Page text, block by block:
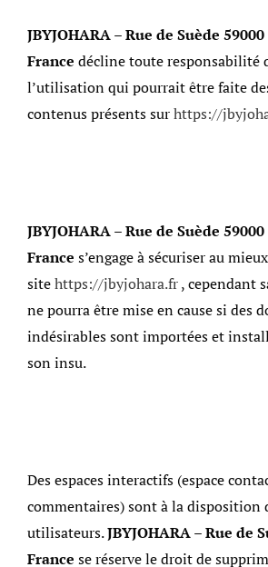
JBYJOHARA – Rue de Suède
France décline toute responsabilité
l’utilisation qui pourrait être faite
contenus présents surhttps://
JBYJOHARA – Rue de Suède
France s’engage à sécuriser au
sitehttps://jbyjohara.fr, cependant
ne pourra être mise en cause si des
indésirables sont importées et
son insu.
Des espaces interactifs (espace
commentaires) sont à la disposition
utilisateurs.JBYJOHARA – Rue de
France se réserve le droit de